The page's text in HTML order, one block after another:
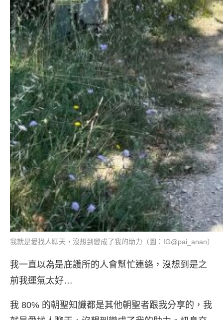
我就是愛找人聊天，沒想到變成了我的助力（圖：IG@pai_anan）
我一直以為是庇護所的人會幫忙連絡，沒想到是之
前我運氣太好…
我 80% 的朝聖知識都是其他朝聖者跟我分享的，我